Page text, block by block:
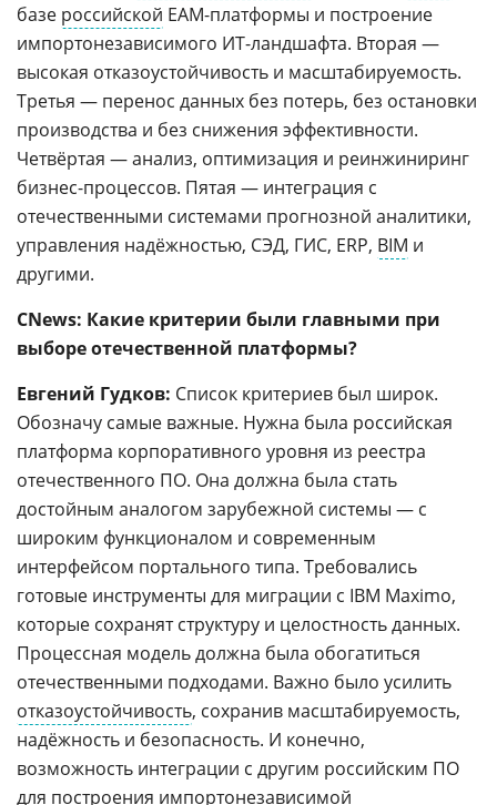
базе российской EAM-платформы и построение
импортонезависимого ИТ-ландшафта. Вторая —
высокая отказоустойчивость и масштабируемость.
Третья — перенос данных без потерь, без остановки
производства и без снижения эффективности.
Четвёртая — анализ, оптимизация и реинжиниринг
бизнес-процессов. Пятая — интеграция с
отечественными системами прогнозной аналитики,
управления надёжностью, СЭД, ГИС, ERP, BIM и
другими.
CNews: Какие критерии были главными при
выборе отечественной платформы?
Евгений Гудков: Список критериев был широк.
Обозначу самые важные. Нужна была российская
платформа корпоративного уровня из реестра
отечественного ПО. Она должна была стать
достойным аналогом зарубежной системы — с
широким функционалом и современным
интерфейсом портального типа. Требовались
готовые инструменты для миграции с IBM Maximo,
которые сохранят структуру и целостность данных.
Процессная модель должна была обогатиться
отечественными подходами. Важно было усилить
отказоустойчивость, сохранив масштабируемость,
надёжность и безопасность. И конечно,
возможность интеграции с другим российским ПО
для построения импортонезависимой